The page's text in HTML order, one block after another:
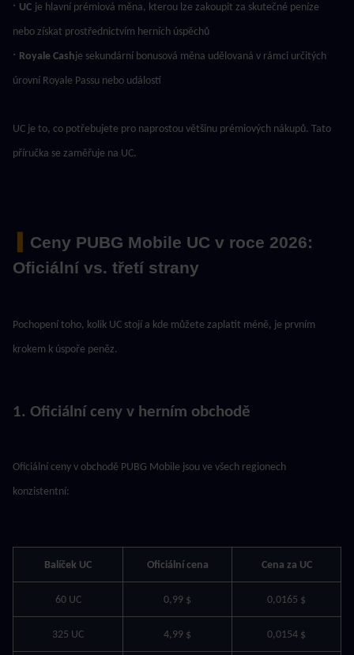
· UC je hlavní prémiová měna, kterou lze zakoupit za skutečné peníze
nebo získat prostřednictvím herních úspěchů
· Royale Cashje sekundární bonusová měna udělovaná v rámci určitých
úrovní Royale Passu nebo událostí
UC je to, co potřebujete pro naprostou většinu prémiových nákupů. Tato
příručka se zaměřuje na UC.
Ceny PUBG Mobile UC v roce 2026:
Oficiální vs. třetí strany
Pochopení toho, kolik UC stojí a kde můžete zaplatit méně, je prvním
krokem k úspoře peněz.
1. Oficiální ceny v herním obchodě
Oficiální ceny v obchodě PUBG Mobile jsou ve všech regionech
konzistentní:
Balíček UC Oficiální cena Cena za UC
60 UC 0,99 $ 0,0165 $
325 UC 4,99 $ 0,0154 $